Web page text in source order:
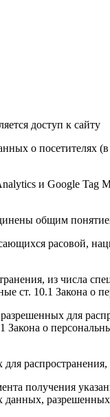
доступ к сайту
о
и Google Tag
общим
расовой,
из числа
ст. 10.1 Закона о
для
Закона о
получения
разрешенных